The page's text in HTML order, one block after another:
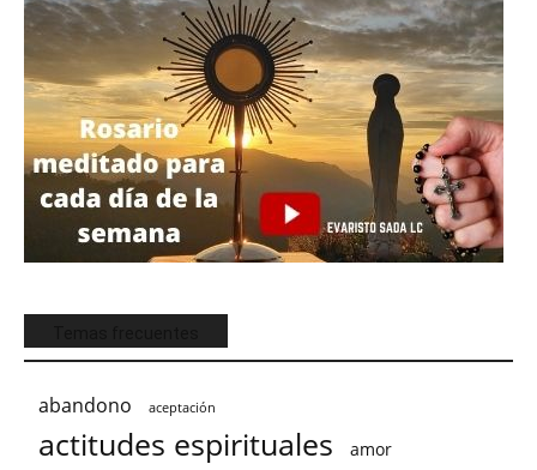
abandono aceptación
actitudes espirituales amor